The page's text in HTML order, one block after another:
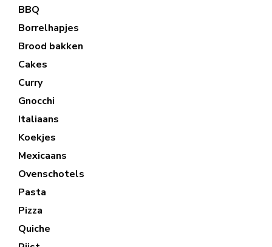
BBQ
Borrelhapjes
Brood bakken
Cakes
Curry
Gnocchi
Italiaans
Koekjes
Mexicaans
Ovenschotels
Pasta
Pizza
Quiche